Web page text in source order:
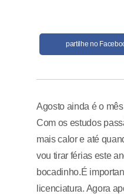
partilhe no
Agosto ainda é o
Com os estudos
mais calor e até
vou tirar férias este
bocadinho.É
licenciatura. Agora